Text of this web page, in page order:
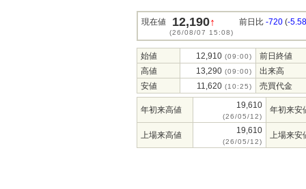
現在値 12,190↑
(26/08/07 15:08)
前日比 -720 (-
始値 12,910 (09:00)
前日終値
高値
13,290 (09:00)
出来高
安値
11,620 (10:25) 売買代金
年初来高値 19,610
(26/05/12)
年初来安
上場来高値 19,610
(26/05/12)
上場来安